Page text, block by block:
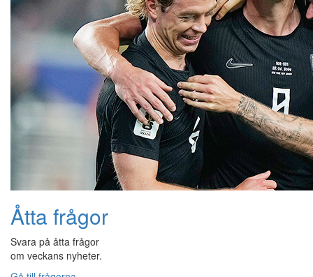
Åtta frågor
Svara på åtta frågor
om veckans nyheter.